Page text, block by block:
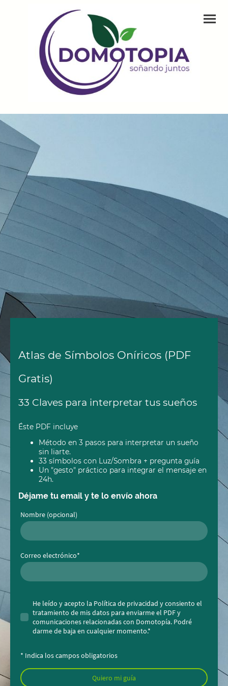
Atlas de Símbolos Oníricos (PDF
Gratis)
33 Claves para interpretar tus sueños
Éste PDF incluye
Método en 3 pasos para interpretar un sueño
sin liarte.
33 símbolos con Luz/Sombra + pregunta guía
Un "gesto" práctico para integrar el mensaje en
24h.
Déjame tu email y te lo envío ahora
Nombre (opcional)
Correo electrónico*
He leído y acepto la Política de privacidad y consiento el
tratamiento de mis datos para enviarme el PDF y
comunicaciones relacionadas con Domotopía. Podré
darme de baja en cualquier momento.*
* Indica los campos obligatorios
Quiero mi guía